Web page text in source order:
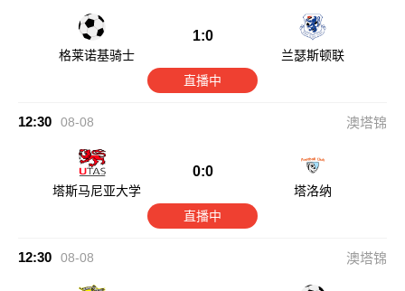
格莱诺基骑士
1:0
兰瑟斯顿联
直播中
12:30 08-08 澳塔锦
塔斯马尼亚大学
0:0
塔洛纳
直播中
12:30 08-08 澳塔锦